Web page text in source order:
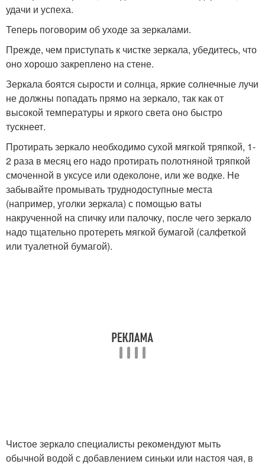
удачи и успеха.
Теперь поговорим об уходе за зеркалами.
Прежде, чем приступать к чистке зеркала, убедитесь, что
оно хорошо закреплено на стене.
Зеркала боятся сырости и солнца, яркие солнечные лучи
не должны попадать прямо на зеркало, так как от
высокой температуры и яркого света оно быстро
тускнеет.
Протирать зеркало необходимо сухой мягкой тряпкой, 1-
2 раза в месяц его надо протирать полотняной тряпкой
смоченной в уксусе или одеколоне, или же водке. Не
забывайте промывать труднодоступные места
(например, уголки зеркала) с помощью ваты
накрученной на спичку или палочку, после чего зеркало
надо тщательно протереть мягкой бумагой (салфеткой
или туалетной бумагой).
Чистое зеркало специалисты рекомендуют мыть
обычной водой с добавлением синьки или настоя чая, в